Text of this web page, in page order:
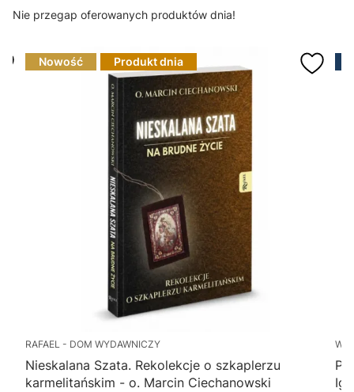
Nie przegap oferowanych produktów dnia!
Nowość Produkt dnia
RAFAEL - DOM WYDAWNICZY
Nieskalana Szata. Rekolekcje o szkaplerzu
karmelitańskim - o. Marcin Ciechanowski